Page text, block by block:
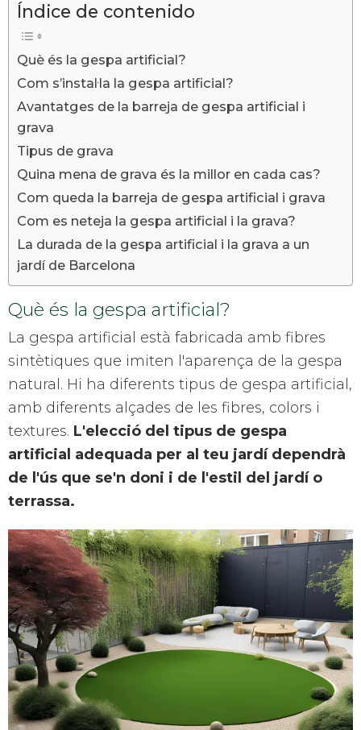
Índice de contenido
Què és la gespa artificial?
Com s’instal·la la gespa artificial?
Avantatges de la barreja de gespa artificial i
grava
Tipus de grava
Quina mena de grava és la millor en cada cas?
Com queda la barreja de gespa artificial i grava
Com es neteja la gespa artificial i la grava?
La durada de la gespa artificial i la grava a un
jardí de Barcelona
Què és la gespa artificial?
La gespa artificial està fabricada amb fibres
sintètiques que imiten l'aparença de la gespa
natural. Hi ha diferents tipus de gespa artificial,
amb diferents alçades de les fibres, colors i
textures. L'elecció del tipus de gespa
artificial adequada per al teu jardí dependrà
de l'ús que se'n doni i de l'estil del jardí o
terrassa.